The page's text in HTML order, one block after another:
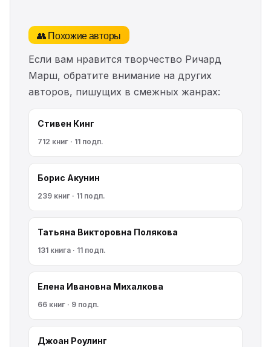
👥 Похожие авторы
Если вам нравится творчество Ричард
Марш, обратите внимание на других
авторов, пишущих в смежных жанрах:
Стивен Кинг
712 книг · 11 подп.
Борис Акунин
239 книг · 11 подп.
Татьяна Викторовна Полякова
131 книга · 11 подп.
Елена Ивановна Михалкова
66 книг · 9 подп.
Джоан Роулинг